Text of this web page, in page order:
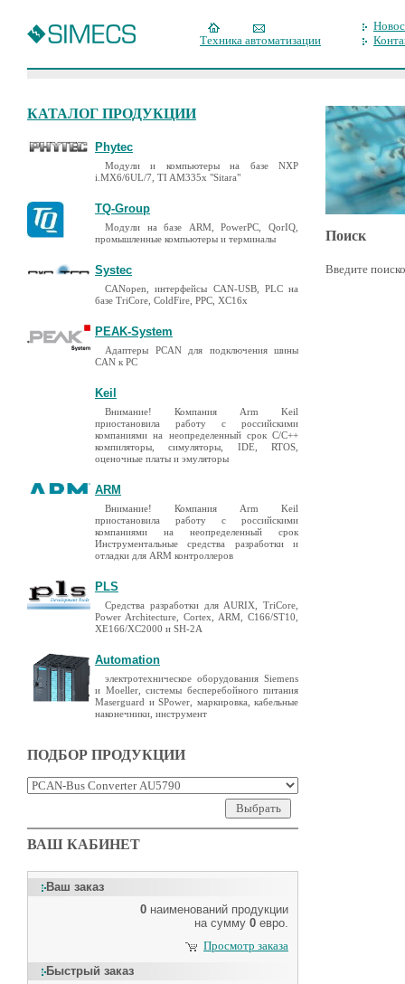
Техника автоматизации
КАТАЛОГ ПРОДУКЦИИ
Phytec
Модули и компьютеры на базе NXP
i.MX6/6UL/7, TI AM335x "Sitara"
TQ-Group
Модули на базе ARM, PowerPC, QorIQ,
промышленные компьютеры и терминалы
Systec
CANopen, интерфейсы CAN-USB, PLC на
базе TriCore, ColdFire, PPC, XC16x
PEAK-System
Адаптеры PCAN для подключения шины
CAN к PC
Keil
Внимание! Компания Arm Keil
приостановила работу с российскими
компаниями на неопределенный срок C/C++
компиляторы, симуляторы, IDE, RTOS,
оценочные платы и эмуляторы
ARM
Внимание! Компания Arm Keil
приостановила работу с российскими
компаниями на неопределенный срок
Инструментальные средства разработки и
отладки для ARM контроллеров
PLS
Средства разработки для AURIX, TriCore,
Power Architecture, Cortex, ARM, C166/ST10,
XE166/XC2000 и SH-2A
Automation
электротехническое оборудования Siemens
и Moeller, системы бесперебойного питания
Maserguard и SPower, маркировка, кабельные
наконечники, инструмент
ПОДБОР ПРОДУКЦИИ
ВАШ КАБИНЕТ
Ваш заказ
0 наименований продукции
на сумму 0 евро.
Просмотр заказа
Быстрый заказ
Поиск
Введите